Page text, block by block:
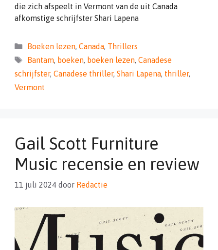
die zich afspeelt in Vermont van de uit Canada
afkomstige schrijfster Shari Lapena
Categorieën
Boeken lezen, Canada, Thrillers
Tags
Bantam, boeken, boeken lezen, Canadese
schrijfster, Canadese thriller, Shari Lapena, thriller,
Vermont
Gail Scott Furniture
Music recensie en review
11 juli 2024 door Redactie